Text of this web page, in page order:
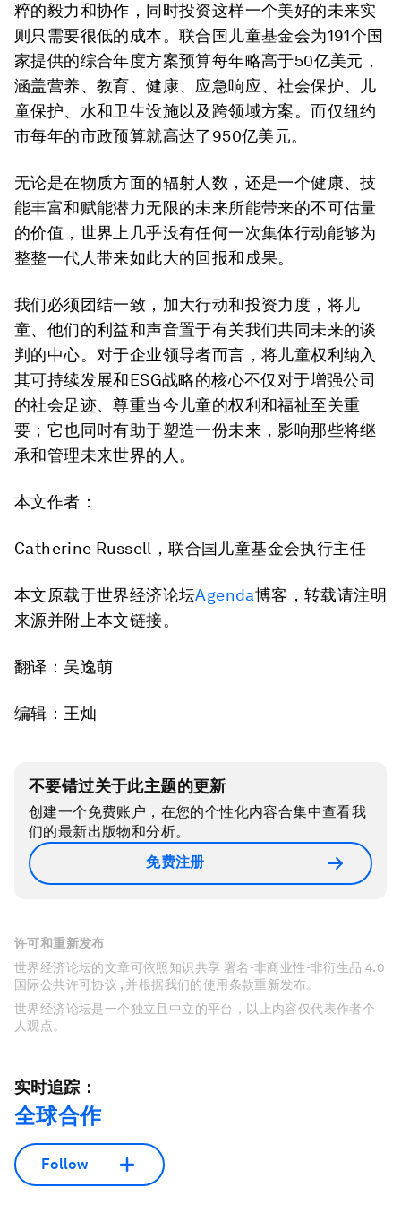
粹的毅力和协作，同时投资这样一个美好的未来实
则只需要很低的成本。联合国儿童基金会为191个国
家提供的综合年度方案预算每年略高于50亿美元，
涵盖营养、教育、健康、应急响应、社会保护、儿
童保护、水和卫生设施以及跨领域方案。而仅纽约
市每年的市政预算就高达了950亿美元。
无论是在物质方面的辐射人数，还是一个健康、技
能丰富和赋能潜力无限的未来所能带来的不可估量
的价值，世界上几乎没有任何一次集体行动能够为
整整一代人带来如此大的回报和成果。
我们必须团结一致，加大行动和投资力度，将儿
童、他们的利益和声音置于有关我们共同未来的谈
判的中心。对于企业领导者而言，将儿童权利纳入
其可持续发展和ESG战略的核心不仅对于增强公司
的社会足迹、尊重当今儿童的权利和福祉至关重
要；它也同时有助于塑造一份未来，影响那些将继
承和管理未来世界的人。
本文作者：
Catherine Russell，联合国儿童基金会执行主任
本文原载于世界经济论坛Agenda博客，转载请注明
来源并附上本文链接。
翻译：吴逸萌
编辑：王灿
不要错过关于此主题的更新
创建一个免费账户，在您的个性化内容合集中查看我
们的最新出版物和分析。
免费注册
许可和重新发布
世界经济论坛的文章可依照知识共享 署名-非商业性-非衍生品 4.0
国际公共许可协议 , 并根据我们的使用条款重新发布。
世界经济论坛是一个独立且中立的平台，以上内容仅代表作者个
人观点。
实时追踪：
全球合作
Follow